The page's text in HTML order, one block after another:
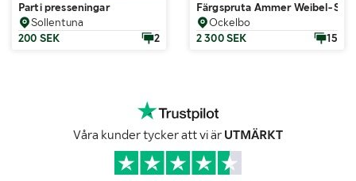
Parti presseningar
Sollentuna
200 SEK
2
Färgspruta Ammer Weibel-
Ockelbo
2 300 SEK
15
Våra kunder tycker att vi är UTMÄRKT